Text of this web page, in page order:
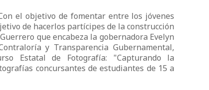
el objetivo de fomentar entre los jóvenes
de hacerlos partícipes de la construcción
que encabeza la gobernadora Evelyn
y Transparencia Gubernamental,
Estatal de Fotografía: "Capturando la
concursantes de estudiantes de 15 a